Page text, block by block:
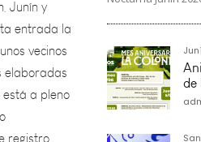
vecinos
a pleno
de